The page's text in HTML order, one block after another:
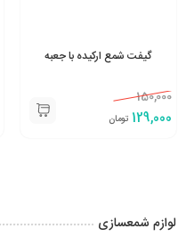
گیفت شمع ارکیده با جعبه
150,000
129,000 تومان
لوازم شمعسازی